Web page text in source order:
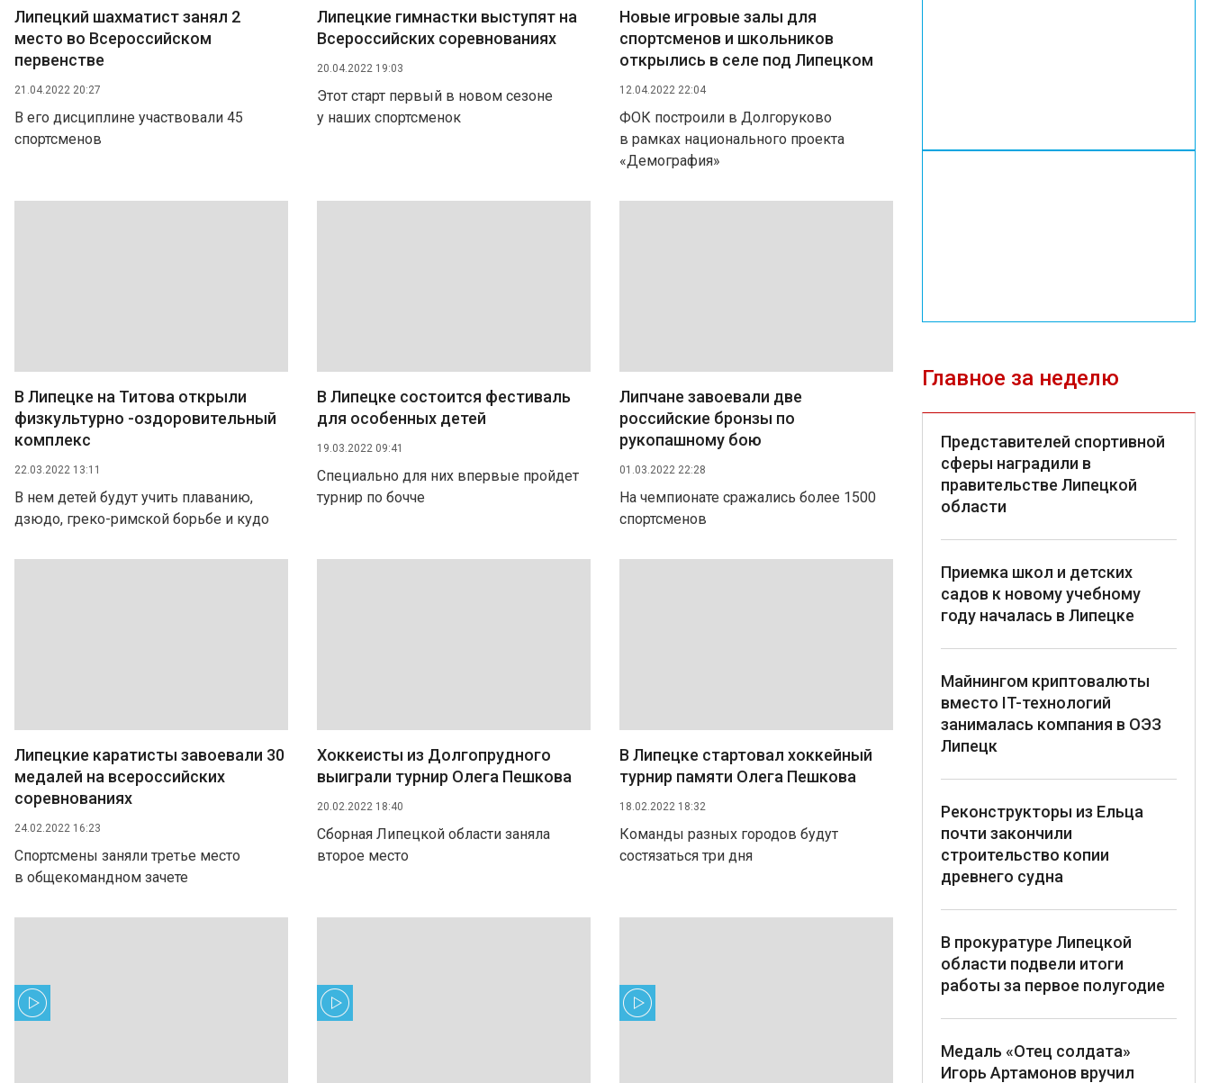
Липецкий шахматист занял 2
место во Всероссийском
первенстве
21.04.2022 20:27
В его дисциплине участвовали 45
спортсменов
Липецкие гимнастки выступят на
Всероссийских соревнованиях
20.04.2022 19:03
Этот старт первый в новом сезоне
у наших спортсменок
Новые игровые залы для
спортсменов и школьников
открылись в селе под Липецком
12.04.2022 22:04
ФОК построили в Долгоруково
в рамках национального проекта
«Демография»
В Липецке на Титова открыли
физкультурно -оздоровительный
комплекс
22.03.2022 13:11
В нем детей будут учить плаванию,
дзюдо, греко-римской борьбе и кудо
В Липецке состоится фестиваль
для особенных детей
19.03.2022 09:41
Специально для них впервые пройдет
турнир по бочче
Липчане завоевали две
российские бронзы по
рукопашному бою
01.03.2022 22:28
На чемпионате сражались более 1500
спортсменов
Липецкие каратисты завоевали 30
медалей на всероссийских
соревнованиях
24.02.2022 16:23
Спортсмены заняли третье место
в общекомандном зачете
Хоккеисты из Долгопрудного
выиграли турнир Олега Пешкова
20.02.2022 18:40
Сборная Липецкой области заняла
второе место
В Липецке стартовал хоккейный
турнир памяти Олега Пешкова
18.02.2022 18:32
Команды разных городов будут
состязаться три дня
Главное за неделю
Представителей спортивной
сферы наградили в
правительстве Липецкой
области
Приемка школ и детских
садов к новому учебному
году началась в Липецке
Майнингом криптовалюты
вместо IT-технологий
занималась компания в ОЭЗ
Липецк
Реконструкторы из Ельца
почти закончили
строительство копии
древнего судна
В прокуратуре Липецкой
области подвели итоги
работы за первое полугодие
Медаль «Отец солдата»
Игорь Артамонов вручил